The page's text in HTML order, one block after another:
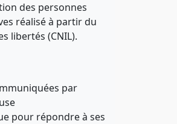
des personnes
réalisé à partir du
libertés (CNIL).
par
pour répondre à ses